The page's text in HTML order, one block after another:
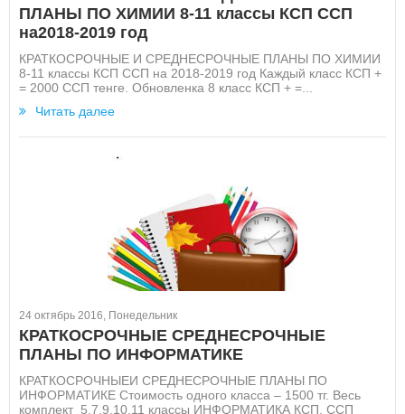
ПЛАНЫ ПО ХИМИИ 8-11 классы КСП ССП
на2018-2019 год
КРАТКОСРОЧНЫЕ И СРЕДНЕСРОЧНЫЕ ПЛАНЫ ПО ХИМИИ
8-11 классы КСП ССП на 2018-2019 год Каждый класс КСП +
= 2000 ССП тенге. Обновленка 8 класс КСП + =...
Читать далее
24 октябрь 2016, Понедельник
КРАТКОСРОЧНЫЕ СРЕДНЕСРОЧНЫЕ
ПЛАНЫ ПО ИНФОРМАТИКЕ
КРАТКОСРОЧНЫЕИ СРЕДНЕСРОЧНЫЕ ПЛАНЫ ПО
ИНФОРМАТИКЕ Стоимость одного класса – 1500 тг. Весь
комплект 5,7,9,10,11 классы ИНФОРМАТИКА КСП, ССП